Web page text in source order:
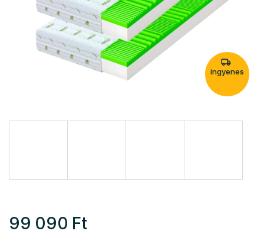
ingyenes
99 090 Ft